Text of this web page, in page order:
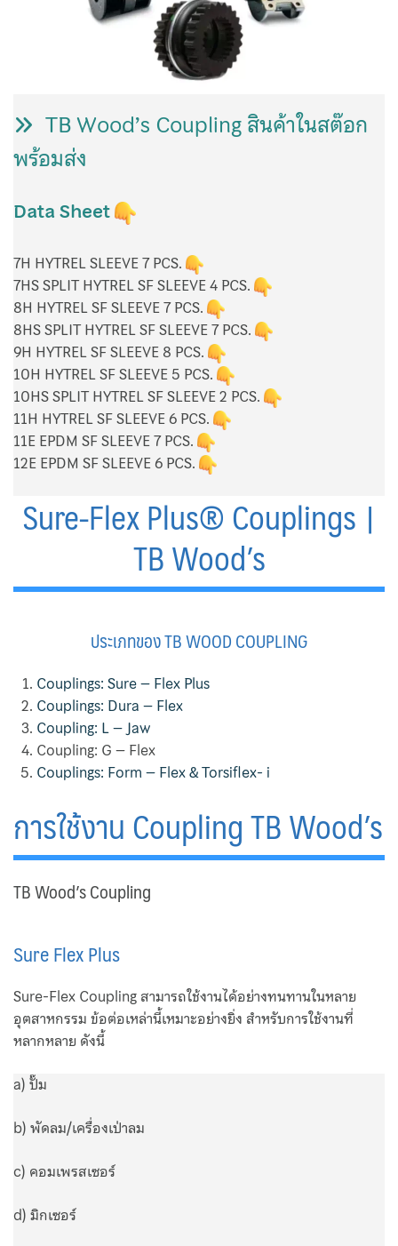
Magnetic Drive Pump Argal
Bellow Expansion Joint
Chemical Pump
Contact US
Ebara Pump
Ebara Pump 3M 32 Series
Ebara Pump 3M Series
Filter Bag
Flexible Stainless Hose
Home
Koso Valve
Medium Filter
News & Events
Okazaki
TB Wood’s Coupling สินค้าในสต๊อก
พร้อมส่ง
Data Sheet
7H HYTREL SLEEVE 7 PCS.
7HS SPLIT HYTREL SF SLEEVE 4 PCS.
8H HYTREL SF SLEEVE 7 PCS.
8HS SPLIT HYTREL SF SLEEVE 7 PCS.
9H HYTREL SF SLEEVE 8 PCS.
10H HYTREL SF SLEEVE 5 PCS.
10HS SPLIT HYTREL SF SLEEVE 2 PCS.
11H HYTREL SF SLEEVE 6 PCS.
11E EPDM SF SLEEVE 7 PCS.
12E EPDM SF SLEEVE 6 PCS.
Sure-Flex Plus® Couplings |
TB Wood’s
ประเภทของ TB WOOD COUPLING
Couplings: Sure – Flex Plus
Couplings: Dura – Flex
Coupling: L – Jaw
Coupling: G – Flex
Couplings: Form – Flex & Torsiflex- i
การใช้งาน Coupling TB Wood’s
TB Wood’s Coupling
Sure Flex Plus
Sure-Flex Coupling สามารถใช้งานได้อย่างทนทานในหลาย
อุตสาหกรรม ข้อต่อเหล่านี้เหมาะอย่างยิ่ง สำหรับการใช้งานที่
หลากหลาย ดังนี้
a) ปั๊ม
b) พัดลม/เครื่องเป่าลม
c) คอมเพรสเซอร์
d) มิกเซอร์